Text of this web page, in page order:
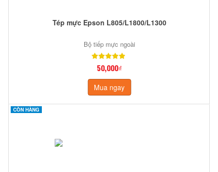
Tép mực Epson L805/L1800/L1300
Bộ tiếp mực ngoài
50,000₫
Mua ngay
CÒN HÀNG